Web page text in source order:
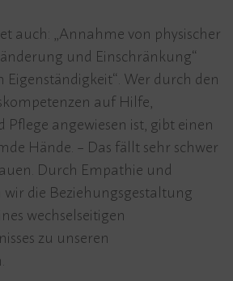
auch: „Annahme von physischer
und Einschränkung“
Eigenständigkeit“. Wer durch den
auf Hilfe,
angewiesen ist, gibt einen
Hände. – Das fällt sehr schwer
Durch Empathie und
die Beziehungsgestaltung
wechselseitigen
zu unseren